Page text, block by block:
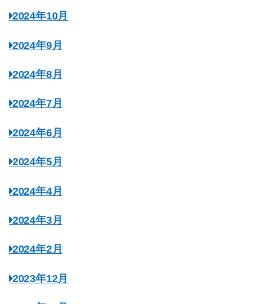
2024年10月
2024年9月
2024年8月
2024年7月
2024年6月
2024年5月
2024年4月
2024年3月
2024年2月
2023年12月